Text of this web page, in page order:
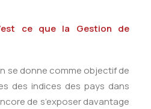
ce que la Gestion de
se donne comme objectif de
des indices des pays dans
de s’exposer davantage